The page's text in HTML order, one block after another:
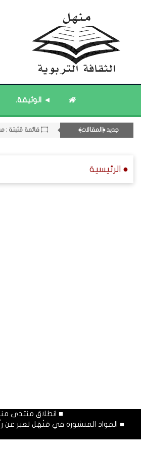
◄ الوثيقة.
جديد ﴿المقالات﴾
۝ قائمة مُثبتة : إدارة منهل الثقافة التربوية.
۝ قائمة مُثبتة : مشرف منهل الثقافة التربوية.
● الرئيسية
■ انطلاق منتدى منهل الثقافة
■ المواد المنشورة في مَنْهَل تعبر عن